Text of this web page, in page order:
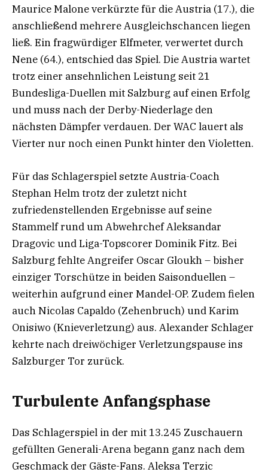
Maurice Malone verkürzte für die Austria (17.), die
anschließend mehrere Ausgleichschancen liegen
ließ. Ein fragwürdiger Elfmeter, verwertet durch
Nene (64.), entschied das Spiel. Die Austria wartet
trotz einer ansehnlichen Leistung seit 21
Bundesliga-Duellen mit Salzburg auf einen Erfolg
und muss nach der Derby-Niederlage den
nächsten Dämpfer verdauen. Der WAC lauert als
Vierter nur noch einen Punkt hinter den Violetten.
Für das Schlagerspiel setzte Austria-Coach
Stephan Helm trotz der zuletzt nicht
zufriedenstellenden Ergebnisse auf seine
Stammelf rund um Abwehrchef Aleksandar
Dragovic und Liga-Topscorer Dominik Fitz. Bei
Salzburg fehlte Angreifer Oscar Gloukh – bisher
einziger Torschütze in beiden Saisonduellen –
weiterhin aufgrund einer Mandel-OP. Zudem fielen
auch Nicolas Capaldo (Zehenbruch) und Karim
Onisiwo (Knieverletzung) aus. Alexander Schlager
kehrte nach dreiwöchiger Verletzungspause ins
Salzburger Tor zurück.
Turbulente Anfangsphase
Das Schlagerspiel in der mit 13.245 Zuschauern
gefüllten Generali-Arena begann ganz nach dem
Geschmack der Gäste-Fans. Aleksa Terzic